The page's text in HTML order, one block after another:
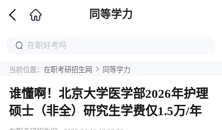
同等学力
当前位置： 在职考研招生网 同等学力
谁懂啊！北京大学医学部2026年护理
硕士（非全）研究生学费仅1.5万/年